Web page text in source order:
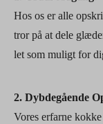
Hos os er alle
tror på at dele
let som muligt for
2. Dybdegående
Vores erfarne